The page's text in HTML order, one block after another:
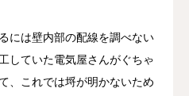
には壁内部の配線を調べない
していた電気屋さんがぐちゃ
、これでは埒が明かないため